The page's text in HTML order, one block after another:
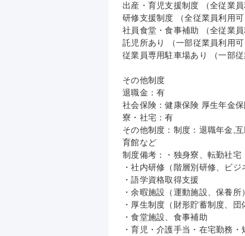
出産・育児支援制度 （全従業員
研修支援制度 （全従業員利用可
社員食堂・食事補助 （全従業員
託児所あり （一部従業員利用可
従業員専用駐車場あり （一部従
その他制度
退職金：有
社会保険：健康保険 厚生年金
寮・社宅：有
その他制度：制度：退職年金,
育館など
制度備考：・独身寮、転勤社
・社内研修（階層別研修、ビジ
・語学資格取得支援
・余暇施設（運動施設、保養所）
・厚生制度（財形貯蓄制度、
・食堂施設、食事補助
・育児・介護手当・在宅勤務・